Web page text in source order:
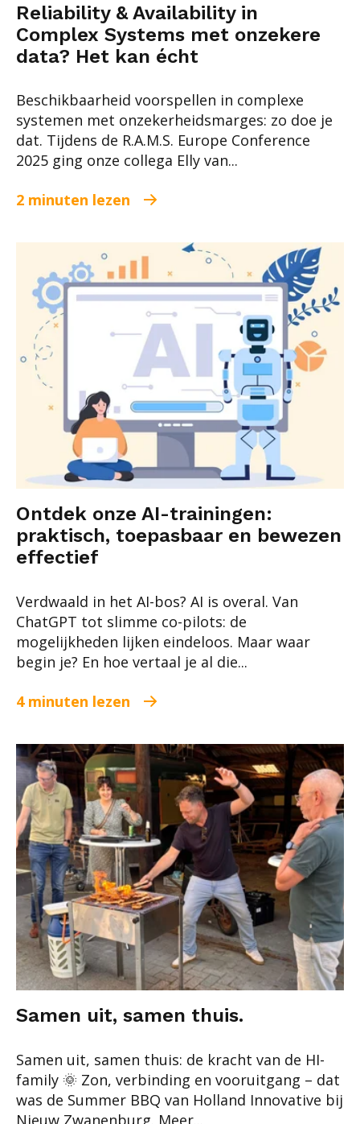
Reliability & Availability in
Complex Systems met onzekere
data? Het kan écht
Beschikbaarheid voorspellen in complexe
systemen met onzekerheidsmarges: zo doe je
dat. Tijdens de R.A.M.S. Europe Conference
2025 ging onze collega Elly van...
2 minuten lezen
Ontdek onze AI-trainingen:
praktisch, toepasbaar en bewezen
effectief
Verdwaald in het AI-bos? AI is overal. Van
ChatGPT tot slimme co-pilots: de
mogelijkheden lijken eindeloos. Maar waar
begin je? En hoe vertaal je al die...
4 minuten lezen
Samen uit, samen thuis.
Samen uit, samen thuis: de kracht van de HI-
family 🌞 Zon, verbinding en vooruitgang – dat
was de Summer BBQ van Holland Innovative bij
Nieuw Zwanenburg. Meer...